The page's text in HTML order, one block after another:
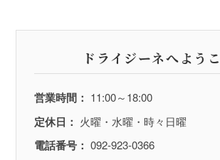
ドライジーネへよう
営業時間： 11:00～18:00
定休日： 火曜・水曜・時々日曜
電話番号： 092-923-0366